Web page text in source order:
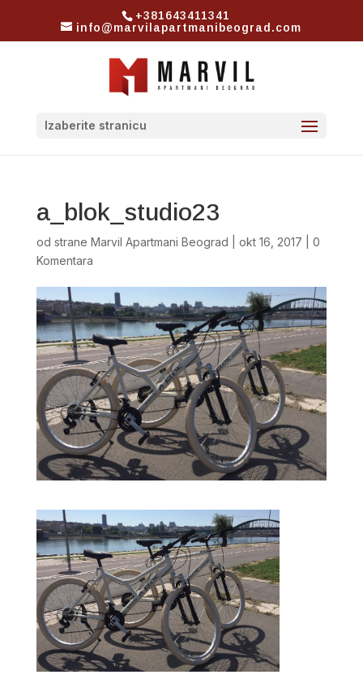
+381643411341
info@marvilapartmanibeograd.com
Izaberite stranicu
a_blok_studio23
od strane Marvil Apartmani Beograd okt 16, 2017
0
Komentara